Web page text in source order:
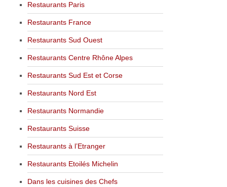
Restaurants Paris
Restaurants France
Restaurants Sud Ouest
Restaurants Centre Rhône Alpes
Restaurants Sud Est et Corse
Restaurants Nord Est
Restaurants Normandie
Restaurants Suisse
Restaurants à l’Etranger
Restaurants Etoilés Michelin
Dans les cuisines des Chefs